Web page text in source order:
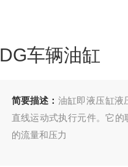
DG车辆油缸
简要描述： 油缸即液压缸液
直线运动式执行元件。它
的流量和压力